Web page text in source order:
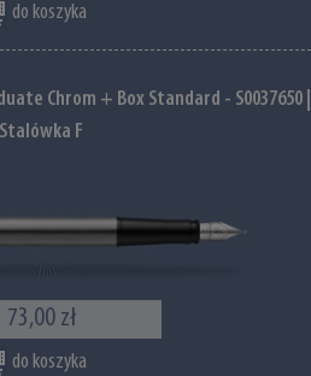
do koszyka
Chrom + Box Standard - S0037650 |
Stalówka F
73,00 zł
do koszyka